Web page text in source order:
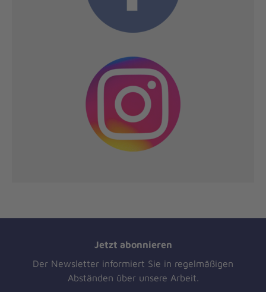
Jetzt abonnieren
Der Newsletter informiert Sie in regelmäßigen
Abständen über unsere Arbeit.